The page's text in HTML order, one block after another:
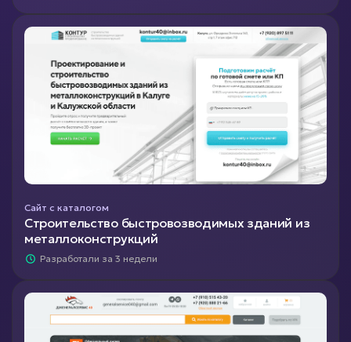
Сайт с каталогом
Строительство быстровозводимых зданий из
металлоконструкций
Разработали за 3 недели